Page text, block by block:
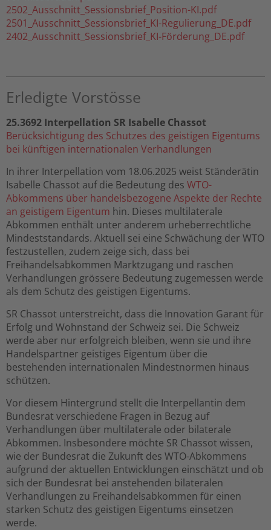
2502_Ausschnitt_Sessionsbrief_Position-KI.pdf
2501_Ausschnitt_Sessionsbrief_KI-Regulierung_DE.pdf
2402_Ausschnitt_Sessionsbrief_KI-Förderung_DE.pdf
Erledigte Vorstösse
25.3692 Interpellation SR Isabelle Chassot
Berücksichtigung des Schutzes des geistigen Eigentums
bei künftigen internationalen Verhandlungen
In ihrer Interpellation vom 18.06.2025 weist Ständerätin
Isabelle Chassot auf die Bedeutung des WTO-
Abkommens über handelsbezogene Aspekte der Rechte
an geistigem Eigentum hin. Dieses multilaterale
Abkommen enthält unter anderem urheberrechtliche
Mindeststandards. Aktuell sei eine Schwächung der WTO
festzustellen, zudem zeige sich, dass bei
Freihandelsabkommen Marktzugang und raschen
Verhandlungen grössere Bedeutung zugemessen werde
als dem Schutz des geistigen Eigentums.
SR Chassot unterstreicht, dass die Innovation Garant für
Erfolg und Wohnstand der Schweiz sei. Die Schweiz
werde aber nur erfolgreich bleiben, wenn sie und ihre
Handelspartner geistiges Eigentum über die
bestehenden internationalen Mindestnormen hinaus
schützen.
Vor diesem Hintergrund stellt die Interpellantin dem
Bundesrat verschiedene Fragen in Bezug auf
Verhandlungen über multilaterale oder bilaterale
Abkommen. Insbesondere möchte SR Chassot wissen,
wie der Bundesrat die Zukunft des WTO-Abkommens
aufgrund der aktuellen Entwicklungen einschätzt und ob
sich der Bundesrat bei anstehenden bilateralen
Verhandlungen zu Freihandelsabkommen für einen
starken Schutz des geistigen Eigentums einsetzen
werde.